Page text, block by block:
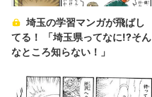
埼玉の学習マンガが飛ばし
てる！ 「埼玉県ってなに!?そん
なところ知らない！」